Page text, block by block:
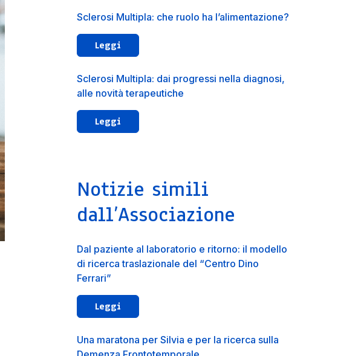
Sclerosi Multipla: che ruolo ha l’alimentazione?
Leggi
Sclerosi Multipla: dai progressi nella diagnosi,
alle novità terapeutiche
Leggi
Notizie simili
dall’Associazione
Dal paziente al laboratorio e ritorno: il modello
di ricerca traslazionale del “Centro Dino
Ferrari”
Leggi
Una maratona per Silvia e per la ricerca sulla